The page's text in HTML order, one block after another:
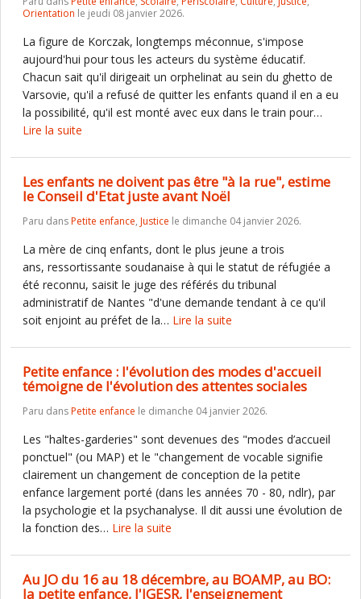
Orientation le jeudi 08 janvier 2026.
La figure de Korczak, longtemps méconnue, s'impose
aujourd'hui pour tous les acteurs du système éducatif.
Chacun sait qu'il dirigeait un orphelinat au sein du ghetto de
Varsovie, qu'il a refusé de quitter les enfants quand il en a eu
la possibilité, qu'il est monté avec eux dans le train pour…
Lire la suite
Les enfants ne doivent pas être "à la rue", estime
le Conseil d'Etat juste avant Noël
Paru dansPetite enfance, Justice le dimanche 04 janvier 2026.
La mère de cinq enfants, dont le plus jeune a trois
ans, ressortissante soudanaise à qui le statut de réfugiée a
été reconnu, saisit le juge des référés du tribunal
administratif de Nantes "d'une demande tendant à ce qu'il
soit enjoint au préfet de la… Lire la suite
Petite enfance : l'évolution des modes d'accueil
témoigne de l'évolution des attentes sociales
Paru dansPetite enfance le dimanche 04 janvier 2026.
Les "haltes-garderies" sont devenues des "modes d’accueil
ponctuel" (ou MAP) et le "changement de vocable signifie
clairement un changement de conception de la petite
enfance largement porté (dans les années 70 - 80, ndlr), par
la psychologie et la psychanalyse. Il dit aussi une évolution de
la fonction des… Lire la suite
Au JO du 16 au 18 décembre, au BOAMP, au BO:
la petite enfance, l'IGESR, l'enseignement